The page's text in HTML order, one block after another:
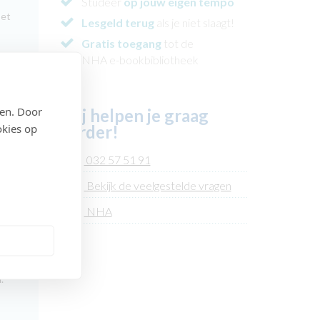
Door
op
Lesgeld terug als je niet slaagt!
Gratis toegangtot de
NHA e-bookbibliotheek
Wij helpen je graag
verder!
032 57 51 91
Bekijk de veelgestelde vragen
NHA